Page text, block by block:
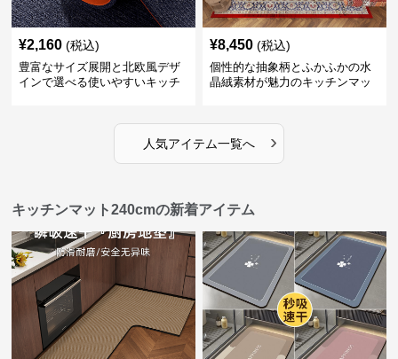
¥2,160 (税込)
豊富なサイズ展開と北欧風デザ
インで選べる使いやすいキッチ
¥8,450 (税込)
個性的な抽象柄とふかふかの水
晶絨素材が魅力のキッチンマッ
人気アイテム一覧へ ›
キッチンマット240cmの新着アイテム